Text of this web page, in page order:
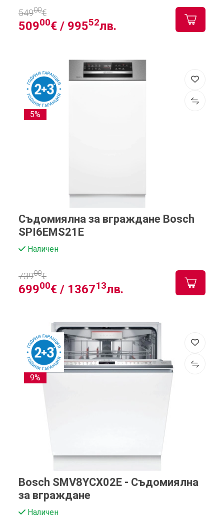
50900€ / 99552лв.
54900€
5%
Съдомиялна за вграждане Bosch
SPI6EMS21E
Наличен
69900€ / 136713лв.
73900€
9%
Bosch SMV8YCX02E - Съдомиялна
за вграждане
Наличен